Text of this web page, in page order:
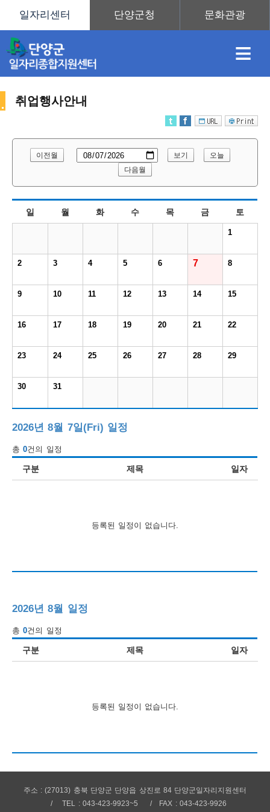
≡
정
보
정
보
훈
련
정
보
도
우
미
안
내
취업행사안내
이전월 보기
오늘
다음월
일 월 화 수 목 금 토
1
2 3 4 5 6 7 8
9 10 11 12 13 14 15
16 17 18 19 20 21 22
23 24 25 26 27 28 29
30 31
2026년 8월 7일(Fri) 일정
총0건의 일정
구분 제목 일자
등록된 일정이 없습니다.
2026년 8월 일정
총0건의 일정
구분 제목 일자
등록된 일정이 없습니다.
취
업
도
우
미
주소 : (27013) 충북 단양군 단양읍 상진로 84 단양군일자리지원센터
TEL : 043-423-9923~5
FAX : 043-423-9926